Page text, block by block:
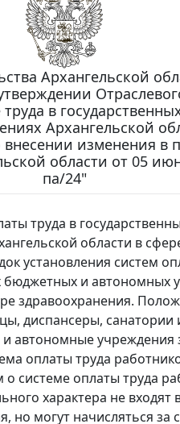
Архангельской
в
Архангельской
изменения в
области от 05
па/24"
труда в
области в
установления систем
бюджетных и автономных
здравоохранения.
диспансеры, санатории
автономные учреждения
оплаты труда
системе оплаты труда
характера не входят
но могут начисляться за